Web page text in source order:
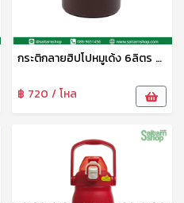
กระติกลายฮิปโปหมูเด้ง 6ลิตร M6AA ห่าน
฿ 720 / โหล